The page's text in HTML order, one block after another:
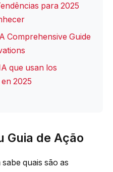
para 2025
Comprehensive Guide
que usan los
2025
Guia de Ação
quais são as